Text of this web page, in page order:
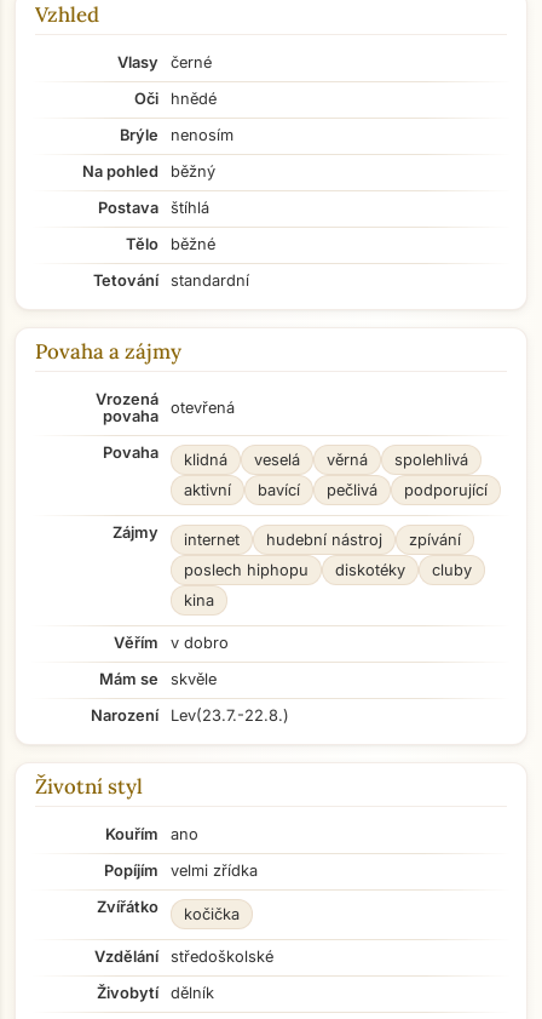
Vzhled
Vlasy
černé
Oči
hnědé
Brýle
nenosím
Na pohled
běžný
Postava
štíhlá
Tělo
běžné
Tetování
standardní
Povaha a zájmy
Vrozená
povaha
otevřená
Povaha klidná veselá věrná
spolehlivá
aktivní
bavící pečlivá podporující
Zájmy internet hudební nástroj
zpívání
poslech hiphopu
diskotéky
cluby
kina
Věřím
v dobro
Mám se
skvěle
Narození
Lev(23.7.-22.8.)
Životní styl
Kouřím
ano
Popíjím
velmi zřídka
Zvířátko
kočička
Vzdělání
středoškolské
Živobytí
dělník